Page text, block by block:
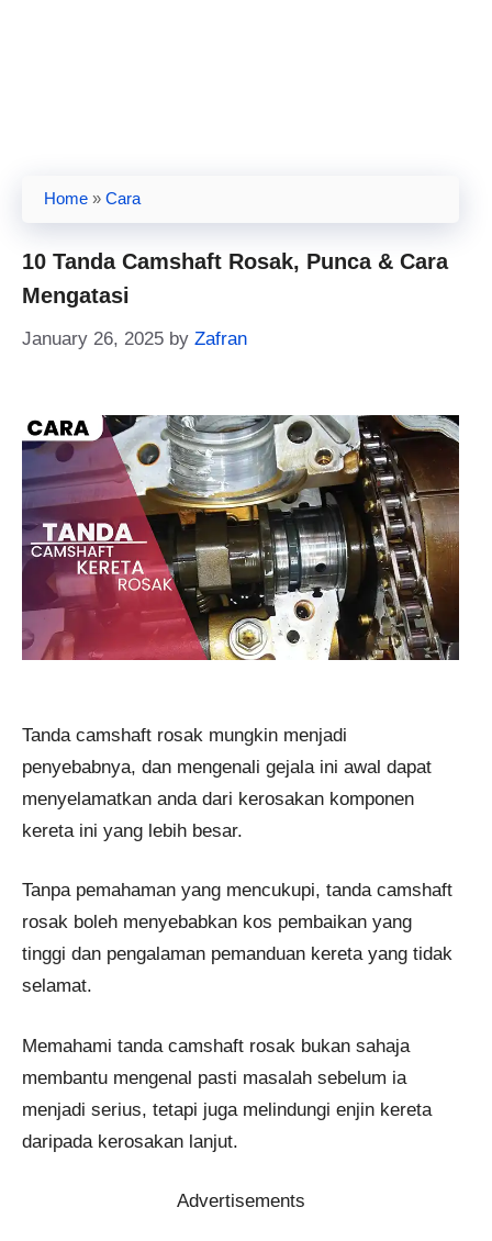
Home » Cara
10 Tanda Camshaft Rosak, Punca & Cara
Mengatasi
January 26, 2025 by Zafran
Tanda camshaft rosak mungkin menjadi
penyebabnya, dan mengenali gejala ini awal dapat
menyelamatkan anda dari kerosakan komponen
kereta ini yang lebih besar.
Tanpa pemahaman yang mencukupi, tanda camshaft
rosak boleh menyebabkan kos pembaikan yang
tinggi dan pengalaman pemanduan kereta yang tidak
selamat.
Memahami tanda camshaft rosak bukan sahaja
membantu mengenal pasti masalah sebelum ia
menjadi serius, tetapi juga melindungi enjin kereta
daripada kerosakan lanjut.
Advertisements